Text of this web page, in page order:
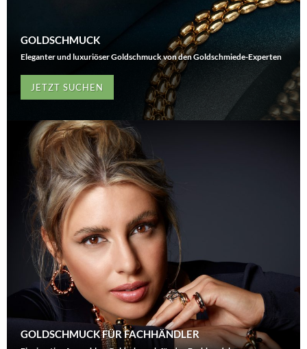
GOLDSCHMUCK
Eleganter und luxuriöser Goldschmuck von den Goldschmiede-Experten
JETZT SUCHEN
GOLDSCHMUCK FÜR FACHHÄNDLER